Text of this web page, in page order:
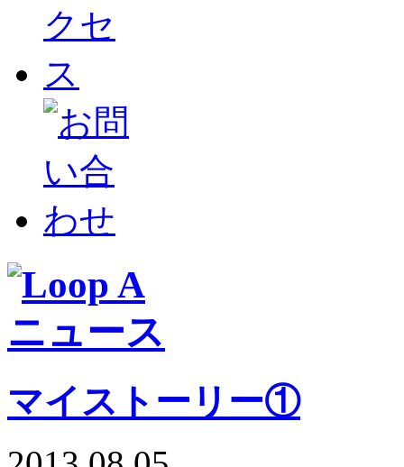
マイストーリー①